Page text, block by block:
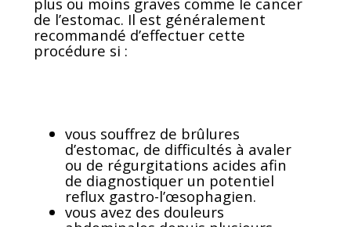
de l’estomac. Il est généralement
recommandé d’effectuer cette
procédure si :
vous souffrez de brûlures
d’estomac, de difficultés à avaler
ou de régurgitations acides afin
de diagnostiquer un potentiel
reflux gastro-l’œsophagien.
vous avez des douleurs